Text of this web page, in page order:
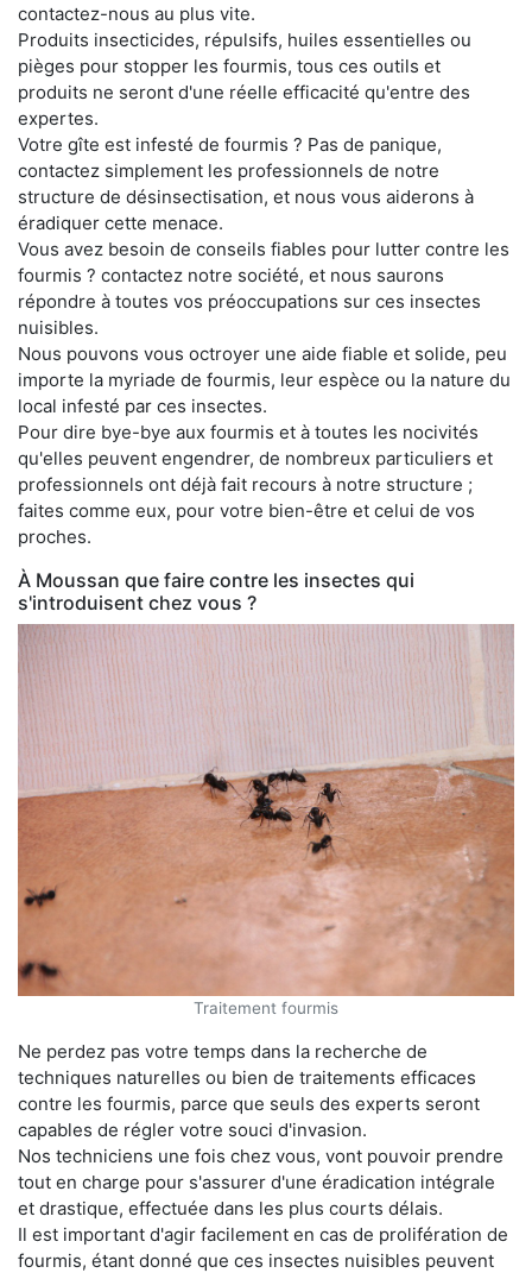
contactez-nous au plus vite.
Produits insecticides, répulsifs, huiles essentielles ou
pièges pour stopper les fourmis, tous ces outils et
produits ne seront d'une réelle efficacité qu'entre des
expertes.
Votre gîte est infesté de fourmis ? Pas de panique,
contactez simplement les professionnels de notre
structure de désinsectisation, et nous vous aiderons à
éradiquer cette menace.
Vous avez besoin de conseils fiables pour lutter contre les
fourmis ? contactez notre société, et nous saurons
répondre à toutes vos préoccupations sur ces insectes
nuisibles.
Nous pouvons vous octroyer une aide fiable et solide, peu
importe la myriade de fourmis, leur espèce ou la nature du
local infesté par ces insectes.
Pour dire bye-bye aux fourmis et à toutes les nocivités
qu'elles peuvent engendrer, de nombreux particuliers et
professionnels ont déjà fait recours à notre structure ;
faites comme eux, pour votre bien-être et celui de vos
proches.
À Moussan que faire contre les insectes qui
s'introduisent chez vous ?
Traitement fourmis
Ne perdez pas votre temps dans la recherche de
techniques naturelles ou bien de traitements efficaces
contre les fourmis, parce que seuls des experts seront
capables de régler votre souci d'invasion.
Nos techniciens une fois chez vous, vont pouvoir prendre
tout en charge pour s'assurer d'une éradication intégrale
et drastique, effectuée dans les plus courts délais.
Il est important d'agir facilement en cas de prolifération de
fourmis, étant donné que ces insectes nuisibles peuvent